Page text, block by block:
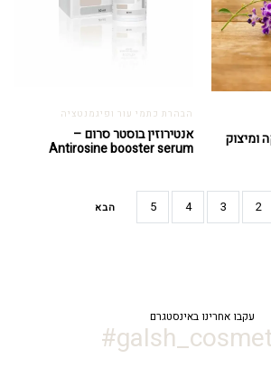
הבהרת כתמי עור ופיגמנטציה
אנטירוזין בוסטר סרום –
Antirosine booster serum
2
3
4
5 הבא
עקבו אחרינו באינסטגרם